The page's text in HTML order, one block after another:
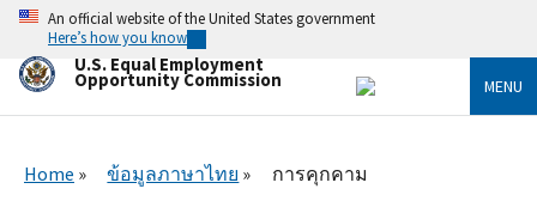
Skip
main
content
An official website of the United States government
Here’s how you know
U.S. Equal Employment
Opportunity Commission MENU
Home ข้อมูลภาษาไทย การคุกคาม